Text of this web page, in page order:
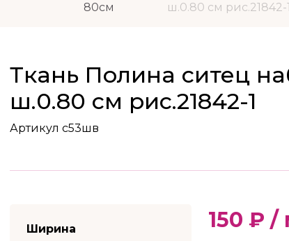
80см
ш.0.80 см рис.21842-1
Ткань Полина ситец
ш.0.80 см рис.21842-1
Артикул с53шв
Ширина
150 ₽ /